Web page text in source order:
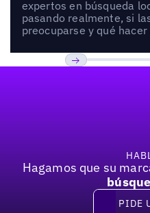
expertos en búsqueda
pasando realmente, si
preocuparse y qué
Hagamos que su
PIDE